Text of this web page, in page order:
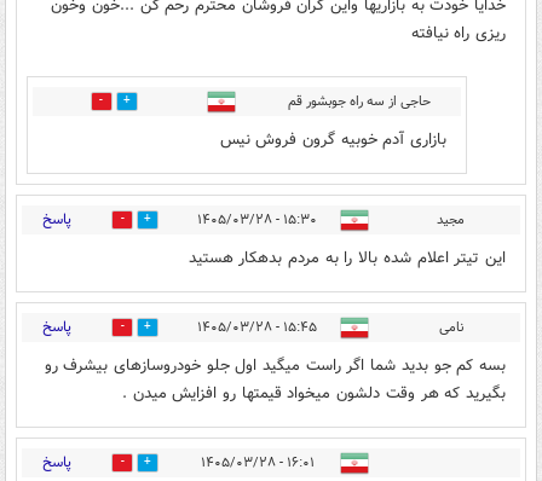
خدایا خودت به بازاریها واین گران فروشان محترم رحم کن ...خون وخون
ریزی راه نیافته
حاجی از سه راه جوبشور قم 0
بازاری آدم خوبیه گرون فروش نیس
مجید ۱۵:۳۰ - ۱۴۰۵/۰۳/۲۸ 2 پاسخ
این تیتر اعلام شده بالا را به مردم بدهکار هستید
نامی ۱۵:۴۵ - ۱۴۰۵/۰۳/۲۸ 4 پاسخ
بسه کم جو بدید شما اگر راست میگید اول جلو خودروسازهای بیشرف رو
بگیرید که هر وقت دلشون میخواد قیمتها رو افزایش میدن .
۱۶:۰۱ - ۱۴۰۵/۰۳/۲۸ 4 پاسخ